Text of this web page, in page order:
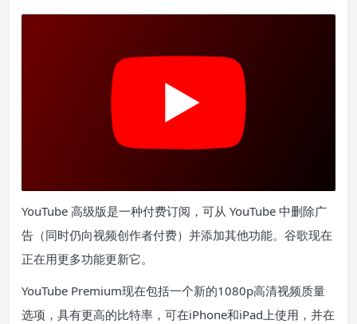
YouTube 高级版是一种付费订阅，可从 YouTube 中删除广
告（同时仍向视频创作者付费）并添加其他功能。谷歌现在
正在用更多功能更新它。
YouTube Premium现在包括一个新的1080p高清视频质量
选项，具有更高的比特率，可在iPhone和iPad上使用，并在